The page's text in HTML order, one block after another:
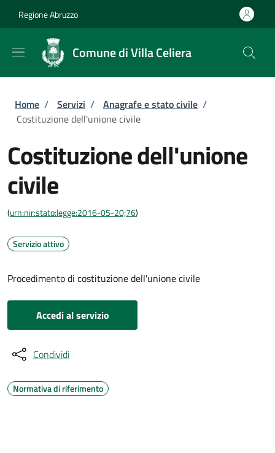
Regione Abruzzo
Comune di Villa Celiera
Briciole di pane
Home / Servizi / Anagrafe e stato civile /
Costituzione dell'unione civile
Costituzione dell'unione
civile
(urn:nir:stato:legge:2016-05-20;76)
Servizio attivo
Procedimento di costituzione dell'unione civile
Accedi al servizio
Condividi
Normativa di riferimento